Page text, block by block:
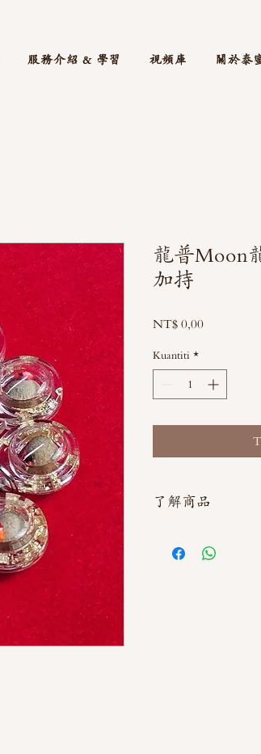
服務介紹 & 學習 視頻庫 關於泰
龍普Moon
加持
NT$ 0,00Harga
Kuantiti *
了解商品